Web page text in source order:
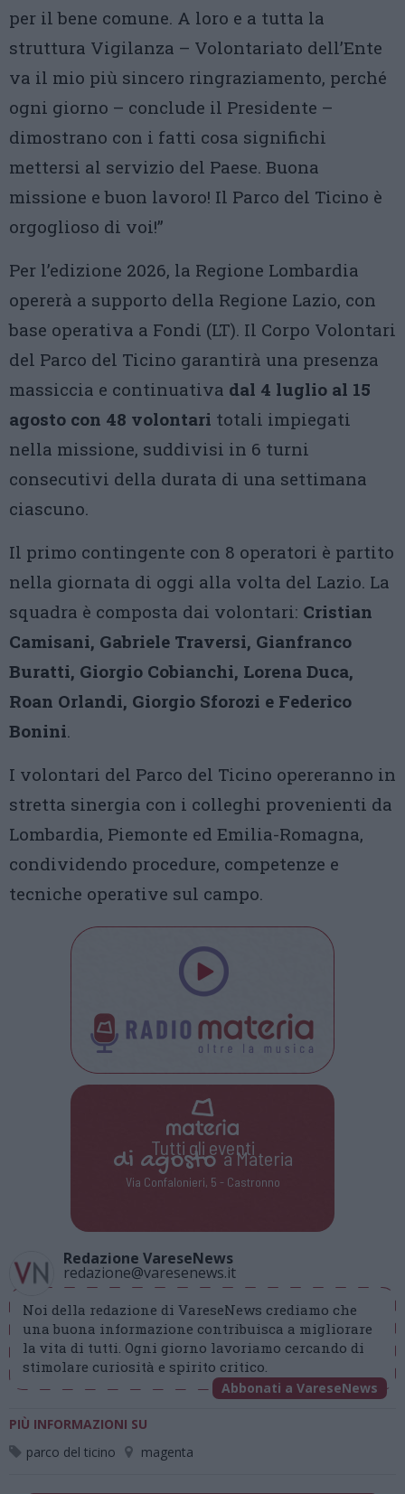
per il bene comune. A loro e a tutta la
struttura Vigilanza – Volontariato dell’Ente
va il mio più sincero ringraziamento, perché
ogni giorno – conclude il Presidente –
dimostrano con i fatti cosa significhi
mettersi al servizio del Paese. Buona
missione e buon lavoro! Il Parco del Ticino è
orgoglioso di voi!”
Per l’edizione 2026, la Regione Lombardia
opererà a supporto della Regione Lazio, con
base operativa a Fondi (LT). Il Corpo Volontari
del Parco del Ticino garantirà una presenza
massiccia e continuativa dal 4 luglio al 15
agosto con 48 volontari totali impiegati
nella missione, suddivisi in 6 turni
consecutivi della durata di una settimana
ciascuno.
Il primo contingente con 8 operatori è partito
nella giornata di oggi alla volta del Lazio. La
squadra è composta dai volontari: Cristian
Camisani, Gabriele Traversi, Gianfranco
Buratti, Giorgio Cobianchi, Lorena Duca,
Roan Orlandi, Giorgio Sforozi e Federico
Bonini.
I volontari del Parco del Ticino opereranno in
stretta sinergia con i colleghi provenienti da
Lombardia, Piemonte ed Emilia-Romagna,
condividendo procedure, competenze e
tecniche operative sul campo.
Tutti gli eventi
di agostoa Materia
Via Confalonieri, 5 - Castronno
Redazione VareseNews
redazione@varesenews.it
Noi della redazione di VareseNews crediamo che
una buona informazione contribuisca a migliorare
la vita di tutti. Ogni giorno lavoriamo cercando di
stimolare curiosità e spirito critico.
Abbonati a VareseNews
PIÙ INFORMAZIONI SU
parco del ticino
magenta